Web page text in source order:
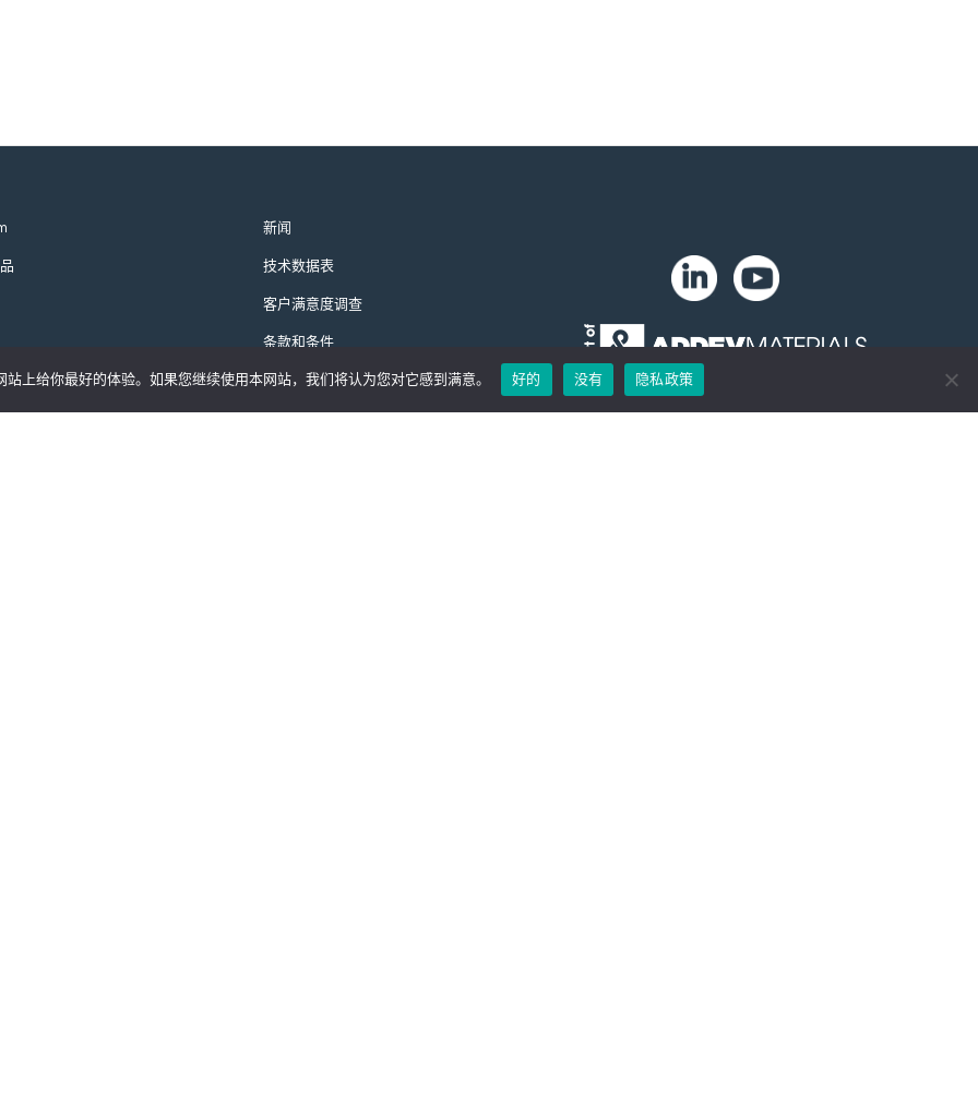
新闻
技术数据表
客户满意度调查
条款和条件
隐私政策
版权 2024 年。Zip-Chem® 产品。
上给你最好的体验。如果您继续使用本网站，我们将认为您对它感到满意。 好的 没有 隐私政策